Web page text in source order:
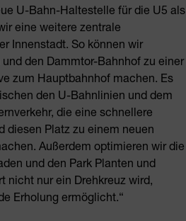
U-Bahn-Haltestelle für die U5 als
eine weitere zentrale
Innenstadt. So können wir
den Dammtor-Bahnhof zu einer
zum Hauptbahnhof machen. Es
den U-Bahnlinien und dem
die eine schnellere
diesen Platz zu einem neuen
Außerdem optimieren wir die
und den Park Planten und
nicht nur ein Drehkreuz wird,
Erholung ermöglicht.“